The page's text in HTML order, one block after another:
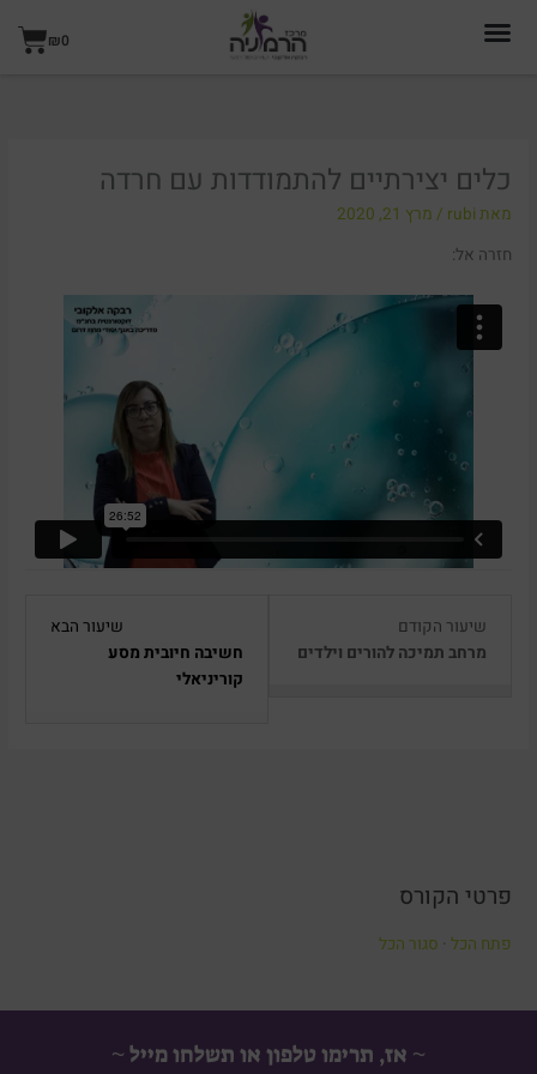
לתוכן
₪0
כלים יצירתיים להתמודדות עם חרדה
מאת rubi
/ מרץ 21, 2020
חזרה אל:
שיעור הקודם
מרחב תמיכה להורים וילדים
שיעור הבא
חשיבה חיובית מסע
קוריניאלי
3
פרטי הקורס
פתח הכל · סגור הכל
~ אז, תרימו טלפון או תשלחו מייל ~